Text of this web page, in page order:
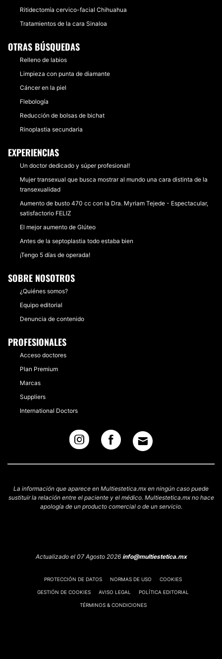
Ritidectomía cervico-facial Chihuahua
Tratamientos de la cara Sinaloa
OTRAS BÚSQUEDAS
Relleno de labios
Limpieza con punta de diamante
Cáncer en la piel
Flebología
Reducción de bolsas de bichat
Rinoplastia secundaria
EXPERIENCIAS
Un doctor dedicado y súper profesional!
Mujer transexual que busca mostrar al mundo una cara distinta de la
transexualidad
Aumento de busto 470 cc con la Dra. Myriam Tejede - Espectacular,
satisfactorio FELIZ
El mejor aumento de Glúteo
Antes de la septoplastia todo estaba bien
¡Tengo 5 días de operada!
SOBRE NOSOTROS
¿Quiénes somos?
Equipo editorial
Denuncia de contenido
PROFESIONALES
Acceso doctores
Plan Premium
Marcas
Suppliers
International Doctors
La información que aparece en Multiestetica.mx en ningún caso puede
sustituir la relación entre el paciente y el médico. Multiestetica.mx no hace
apología de un producto comercial o de un servicio.
Actualizado el 07 Agosto 2026 info@multiestetica.mx
PROTECCIÓN DE DATOS NORMAS DE USO COOKIES
GESTIÓN DE COOKIES AVISO LEGAL POLÍTICA EDITORIAL
TÉRMINOS & CONDICIONES